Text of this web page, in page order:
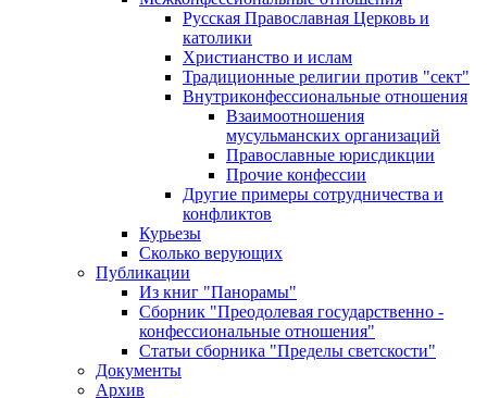
Русская Православная Церковь и
католики
Христианство и ислам
Традиционные религии против "сект"
Внутриконфессиональные отношения
Взаимоотношения
мусульманских организаций
Православные юрисдикции
Прочие конфессии
Другие примеры сотрудничества и
конфликтов
Курьезы
Сколько верующих
Публикации
Из книг "Панорамы"
Сборник "Преодолевая государственно -
конфессиональные отношения"
Статьи сборника "Пределы светскости"
Документы
Архив